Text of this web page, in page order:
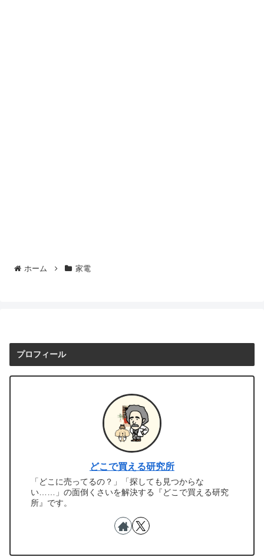
ホーム 家電
プロフィール
どこで買える研究所
「どこに売ってるの？」「探しても見つからな
い……」の面倒くさいを解決する『どこで買える研究
所』です。